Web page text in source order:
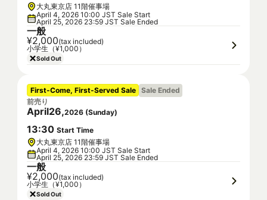
大丸東京店 11階催事場
April 4, 2026 10:00 JST Sale Start
April 25, 2026 23:59 JST Sale Ended
一般
¥2,000(tax included)
小学生（¥1,000）
Sold Out
First-Come, First-Served Sale Sale Ended
前売り
April26,2026 (Sunday)
13:30 Start Time
大丸東京店 11階催事場
April 4, 2026 10:00 JST Sale Start
April 25, 2026 23:59 JST Sale Ended
一般
¥2,000(tax included)
小学生（¥1,000）
Sold Out